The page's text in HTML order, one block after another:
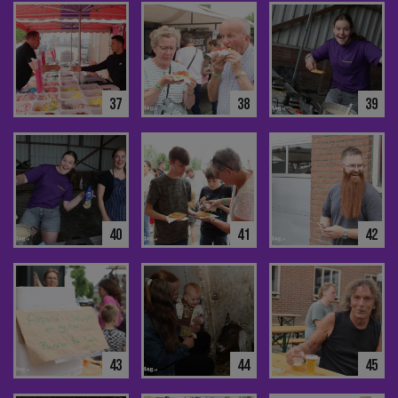
37 38 39
40 41 42
43 44 45